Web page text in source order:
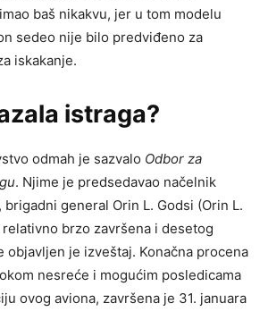
baš nikakvu, jer u tom modelu
sedeo nije bilo predviđeno za
iskakanje.
istraga?
odmah je sazvalo Odbor za
. Njime je predsedavao načelnik
brigadni general Orin L. Godsi (Orin L.
brzo završena i desetog
objavljen je izveštaj. Konačna procena
nesreće i mogućim posledicama
ovog aviona, završena je 31. januara